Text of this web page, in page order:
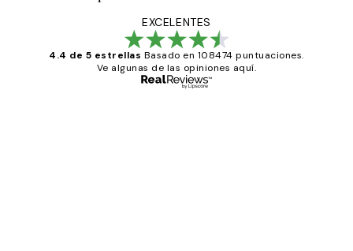
EXCELENTES
4.4 de 5 estrellas Basado en 108474 puntuaciones.
Ve algunas de las opiniones aquí.